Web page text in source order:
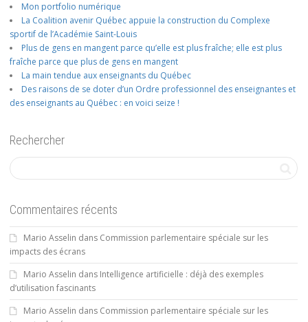
Mon portfolio numérique
La Coalition avenir Québec appuie la construction du Complexe
sportif de l’Académie Saint-Louis
Plus de gens en mangent parce qu’elle est plus fraîche; elle est plus
fraîche parce que plus de gens en mangent
La main tendue aux enseignants du Québec
Des raisons de se doter d’un Ordre professionnel des enseignantes et
des enseignants au Québec : en voici seize !
Rechercher
Commentaires récents
Mario Asselin dans Commission parlementaire spéciale sur les
impacts des écrans
Mario Asselin dans Intelligence artificielle : déjà des exemples
d’utilisation fascinants
Mario Asselin dans Commission parlementaire spéciale sur les